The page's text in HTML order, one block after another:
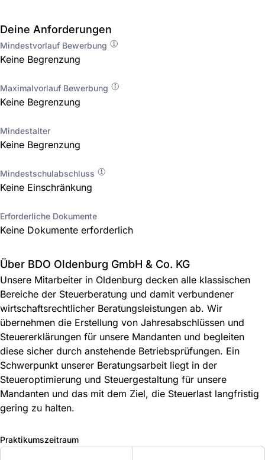
Deine Anforderungen
Mindestvorlauf Bewerbung
Keine Begrenzung
Maximalvorlauf Bewerbung
Keine Begrenzung
Mindestalter
Keine Begrenzung
Mindestschulabschluss
Keine Einschränkung
Erforderliche Dokumente
Keine Dokumente erforderlich
Über BDO Oldenburg GmbH & Co. KG
Unsere Mitarbeiter in Oldenburg decken alle klassischen
Bereiche der Steuerberatung und damit verbundener
wirtschaftsrechtlicher Beratungsleistungen ab. Wir
übernehmen die Erstellung von Jahresabschlüssen und
Steuererklärungen für unsere Mandanten und begleiten
diese sicher durch anstehende Betriebsprüfungen. Ein
Schwerpunkt unserer Beratungsarbeit liegt in der
Steueroptimierung und Steuergestaltung für unsere
Mandanten und das mit dem Ziel, die Steuerlast langfristig
gering zu halten.
Praktikumszeitraum